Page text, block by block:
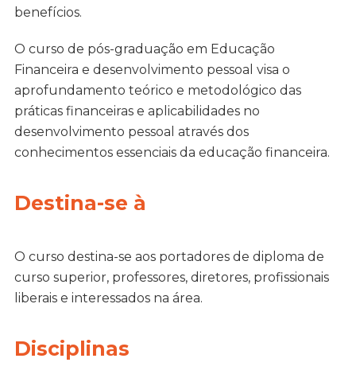
benefícios.
O curso de pós-graduação em Educação
Financeira e desenvolvimento pessoal visa o
aprofundamento teórico e metodológico das
práticas financeiras e aplicabilidades no
desenvolvimento pessoal através dos
conhecimentos essenciais da educação financeira.
Destina-se à
O curso destina-se aos portadores de diploma de
curso superior, professores, diretores, profissionais
liberais e interessados na área.
Disciplinas